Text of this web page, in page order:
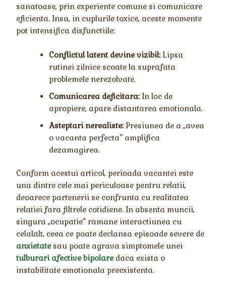
sanatoase, prin experiente comune si comunicare
eficienta. Insa, in cuplurile toxice, aceste momente
pot intensifica disfunctiile:
Conflictul latent devine vizibil: Lipsa
rutinei zilnice scoate la suprafata
problemele nerezolvate.
Comunicarea deficitara: In loc de
apropiere, apare distantarea emotionala.
Asteptari nerealiste: Presiunea de a „avea
o vacanta perfecta” amplifica
dezamagirea.
Conform acestui articol, perioada vacantei este
una dintre cele mai periculoase pentru relatii,
deoarece partenerii se confrunta cu realitatea
relatiei fara filtrele cotidiene. In absenta muncii,
singura „ocupatie” ramane interactiunea cu
celalalt, ceea ce poate declansa episoade severe de
anxietatesau poate agrava simptomele unei
tulburari afective bipolaredaca exista o
instabilitate emotionala preexistenta.